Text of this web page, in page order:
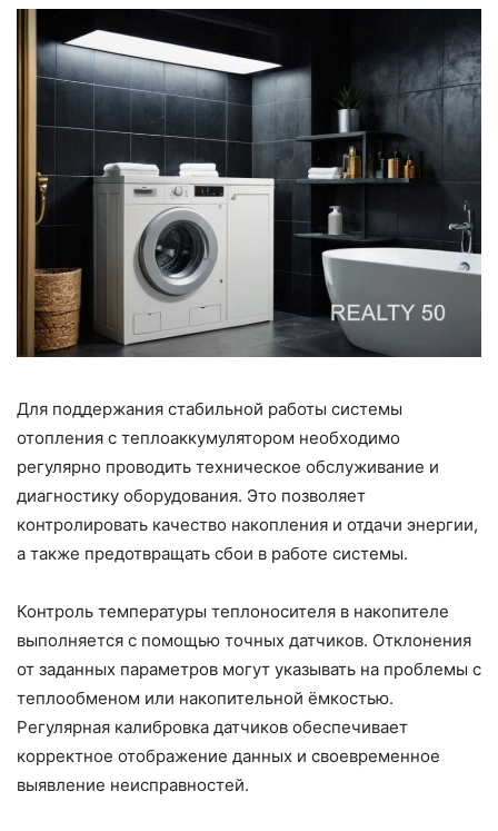
Для поддержания стабильной работы системы
отопления с теплоаккумулятором необходимо
регулярно проводить техническое обслуживание и
диагностику оборудования. Это позволяет
контролировать качество накопления и отдачи энергии,
а также предотвращать сбои в работе системы.
Контроль температуры теплоносителя в накопителе
выполняется с помощью точных датчиков. Отклонения
от заданных параметров могут указывать на проблемы с
теплообменом или накопительной ёмкостью.
Регулярная калибровка датчиков обеспечивает
корректное отображение данных и своевременное
выявление неисправностей.